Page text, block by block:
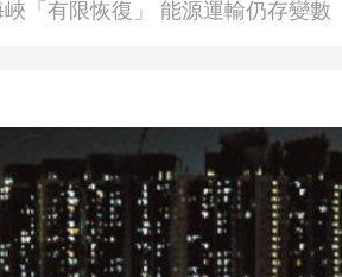
「有限恢復」 能源運輸仍存變數
解民眾生活壓力
小圈子 阿根廷、巴拿馬等17國加入
返4300美元關口